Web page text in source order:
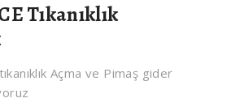
Tıkanıklık
Açma ve Pimaş gider